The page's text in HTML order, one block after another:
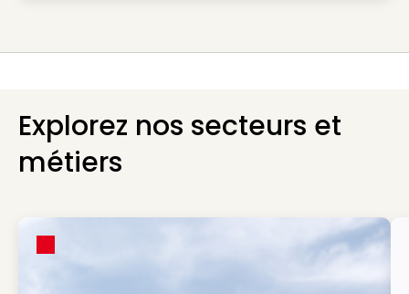
Explorez nos secteurs et
métiers